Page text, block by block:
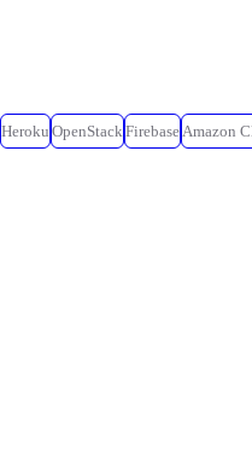
Heroku OpenStack Firebase Amazon